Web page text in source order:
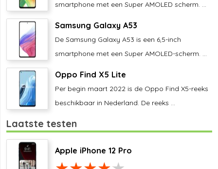
smartphone met een Super AMOLED scherm. ...
Samsung Galaxy A53
De Samsung Galaxy A53 is een 6,5-inch
smartphone met een Super AMOLED-scherm. ...
Oppo Find X5 Lite
Per begin maart 2022 is de Oppo Find X5-reeks
beschikbaar in Nederland. De reeks ...
Laatste testen
Apple iPhone 12 Pro